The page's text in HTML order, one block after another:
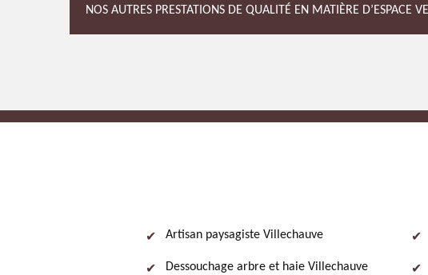
NOS AUTRES PRESTATIONS DE QUALITÉ EN MATIÈRE D’ESPACE
Artisan paysagiste Villechauve
Dessouchage arbre et haie Villechauve